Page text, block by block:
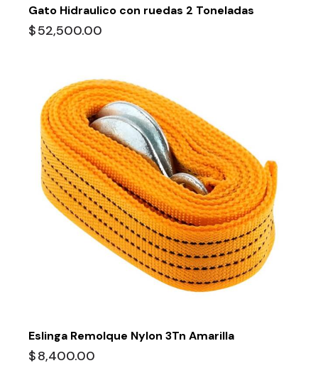
Gato Hidraulico con ruedas 2 Toneladas
$52,500.00
Eslinga Remolque Nylon 3Tn Amarilla
$8,400.00